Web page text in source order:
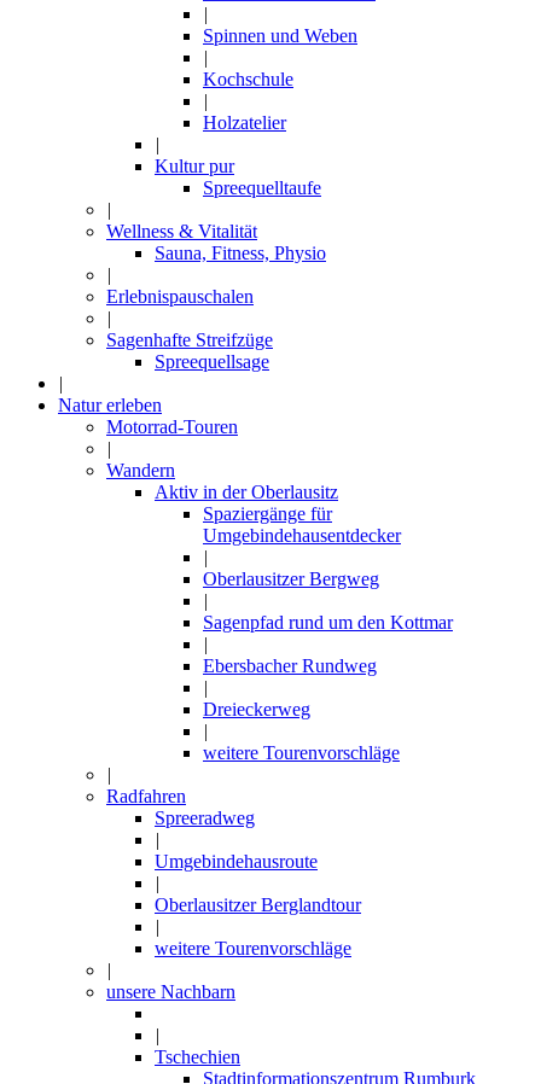
|
Spinnen und Weben
|
Kochschule
|
Holzatelier
|
Kultur pur
Spreequelltaufe
|
Wellness & Vitalität
Sauna, Fitness, Physio
|
Erlebnispauschalen
|
Sagenhafte Streifzüge
Spreequellsage
|
Natur erleben
Motorrad-Touren
|
Wandern
Aktiv in der Oberlausitz
Spaziergänge für
Umgebindehausentdecker
|
Oberlausitzer Bergweg
|
Sagenpfad rund um den Kottmar
|
Ebersbacher Rundweg
|
Dreieckerweg
|
weitere Tourenvorschläge
|
Radfahren
Spreeradweg
|
Umgebindehausroute
|
Oberlausitzer Berglandtour
|
weitere Tourenvorschläge
|
unsere Nachbarn
|
Tschechien
Stadtinformationszentrum Rumburk